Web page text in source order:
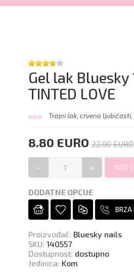
Gel lak
TINTED LOVE
Trajni lak, crveno
8.80 EURO 22.00 EURO
- +
DODATNE OPCIJE
BRZA
Proizvođač: Bluesky nails
SKU: 140557
Dostupnost: dostupno
Jedinica: Kom